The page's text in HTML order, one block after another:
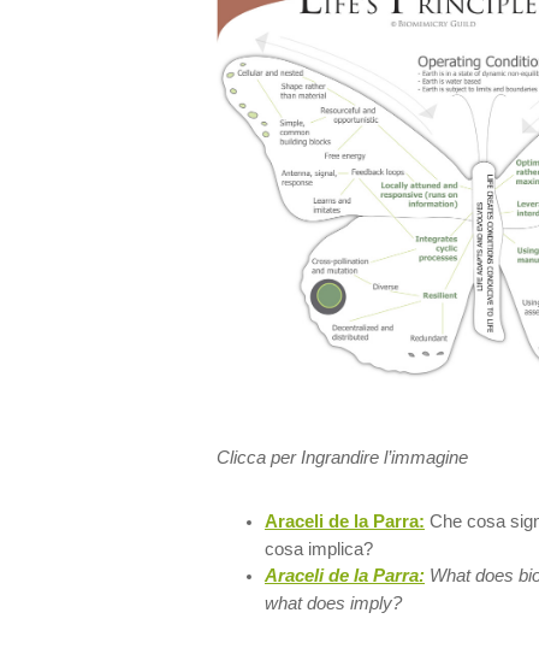
Clicca per Ingrandire l’immagine
Araceli de la Parra: Che cosa
cosa implica?
Araceli de la Parra: What does
what does imply?